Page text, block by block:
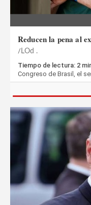
Reducen la pena al
LOd .
Tiempo de lectura: 2
Congreso de Brasil, el